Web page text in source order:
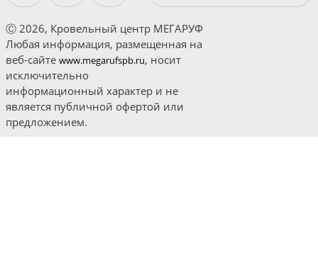
Ⓒ 2026, Кровельный центр МЕГАРУФ
Любая информация, размещенная на
веб-сайте www.megarufspb.ru, носит
исключительно
информационный характер и не
является публичной офертой или
предложением.